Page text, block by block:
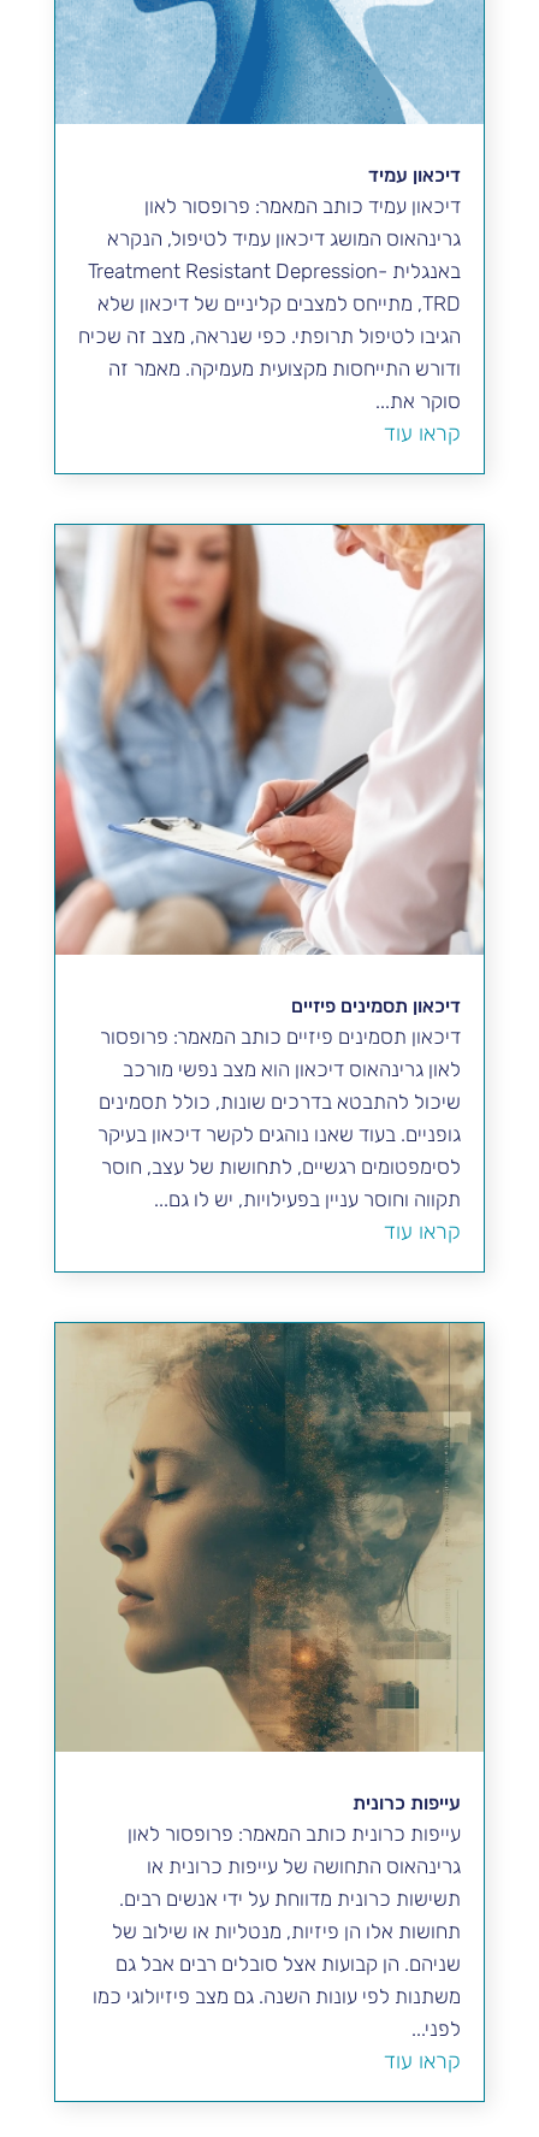
דיכאון עמיד
דיכאון עמיד כותב המאמר: פרופסור לאון
גרינהאוס המושג דיכאון עמיד לטיפול, הנקרא
באנגלית Treatment Resistant Depression-
TRD, מתייחס למצבים קליניים של דיכאון שלא
הגיבו לטיפול תרופתי. כפי שנראה, מצב זה שכיח
ודורש התייחסות מקצועית מעמיקה. מאמר זה
סוקר את...
קראו עוד
דיכאון תסמינים פיזיים
דיכאון תסמינים פיזיים כותב המאמר: פרופסור
לאון גרינהאוס דיכאון הוא מצב נפשי מורכב
שיכול להתבטא בדרכים שונות, כולל תסמינים
גופניים. בעוד שאנו נוהגים לקשר דיכאון בעיקר
לסימפטומים רגשיים, לתחושות של עצב, חוסר
תקווה וחוסר עניין בפעילויות, יש לו גם...
קראו עוד
עייפות כרונית
עייפות כרונית כותב המאמר: פרופסור לאון
גרינהאוס התחושה של עייפות כרונית או
תשישות כרונית מדווחת על ידי אנשים רבים.
תחושות אלו הן פיזיות, מנטליות או שילוב של
שניהם. הן קבועות אצל סובלים רבים אבל גם
משתנות לפי עונות השנה. גם מצב פיזיולוגי כמו
לפני...
קראו עוד